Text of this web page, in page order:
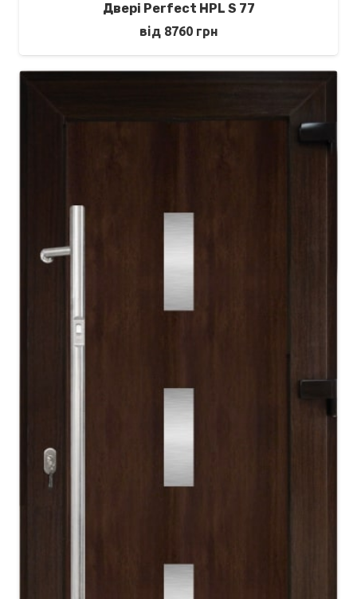
Двері Perfect HPL S 77
від 8760 грн